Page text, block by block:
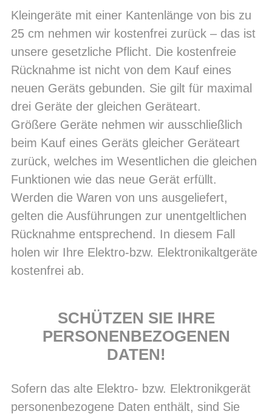
Kleingeräte mit einer Kantenlänge von bis zu
25 cm nehmen wir kostenfrei zurück – das ist
unsere gesetzliche Pflicht. Die kostenfreie
Rücknahme ist nicht von dem Kauf eines
neuen Geräts gebunden. Sie gilt für maximal
drei Geräte der gleichen Geräteart.
Größere Geräte nehmen wir ausschließlich
beim Kauf eines Geräts gleicher Geräteart
zurück, welches im Wesentlichen die gleichen
Funktionen wie das neue Gerät erfüllt.
Werden die Waren von uns ausgeliefert,
gelten die Ausführungen zur unentgeltlichen
Rücknahme entsprechend. In diesem Fall
holen wir Ihre Elektro-bzw. Elektronikaltgeräte
kostenfrei ab.
SCHÜTZEN SIE IHRE
PERSONENBEZOGENEN
DATEN!
Sofern das alte Elektro- bzw. Elektronikgerät
personenbezogene Daten enthält, sind Sie